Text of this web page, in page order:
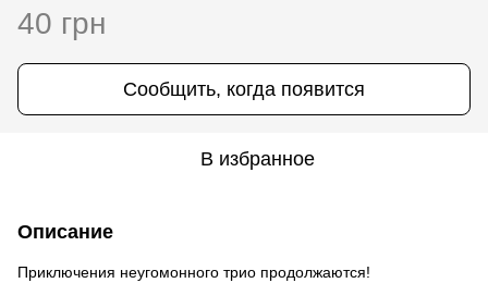
40 грн
Сообщить, когда появится
В избранное
Описание
Приключения неугомонного трио продолжаются!